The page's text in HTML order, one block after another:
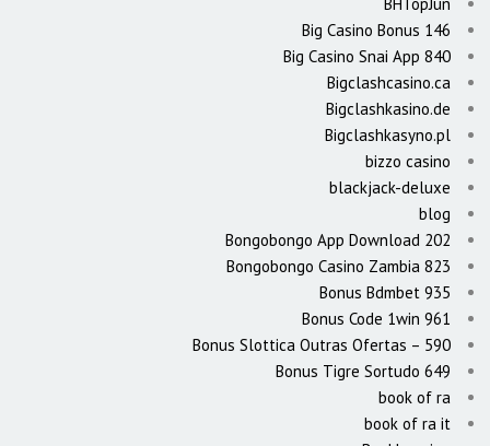
Big Casino Bonus 146
Big Casino Snai App 840
Bigclashcasino.ca
Bigclashkasino.de
Bigclashkasyno.pl
bizzo casino
blackjack-deluxe
blog
Bongobongo App Download 202
Bongobongo Casino Zambia 823
Bonus Bdmbet 935
Bonus Code 1win 961
Bonus Slottica Outras Ofertas – 590
Bonus Tigre Sortudo 649
book of ra
book of ra it